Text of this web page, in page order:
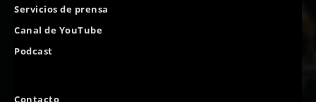
Servicios de prensa
Canal de YouTube
Podcast
Contacto